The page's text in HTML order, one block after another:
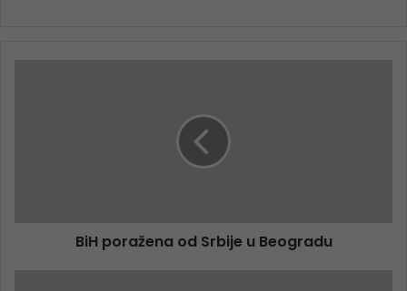
BiH poražena od Srbije u Beogradu